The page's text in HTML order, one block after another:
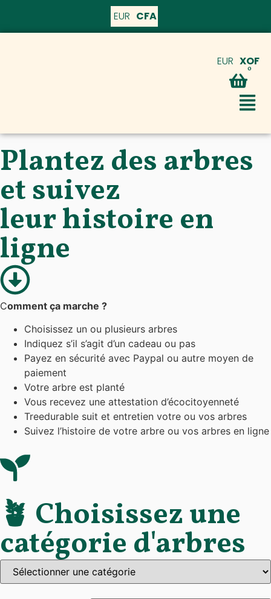
EUR CFA
EUR XOF
0
Plantez des arbres
et suivez
leur histoire en
ligne
Comment ça marche ?
Choisissez un ou plusieurs arbres
Indiquez s’il s’agit d’un cadeau ou pas
Payez en sécurité avec Paypal ou autre moyen de
paiement
Votre arbre est planté
Vous recevez une attestation d’écocitoyenneté
Treedurable suit et entretien votre ou vos arbres
Suivez l’histoire de votre arbre ou vos arbres en ligne
🪴 Choisissez une
catégorie d'arbres